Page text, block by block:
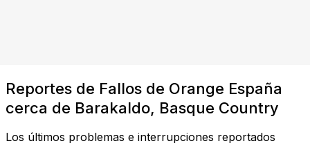
Reportes de Fallos de Orange España
cerca de Barakaldo, Basque Country
Los últimos problemas e interrupciones reportados